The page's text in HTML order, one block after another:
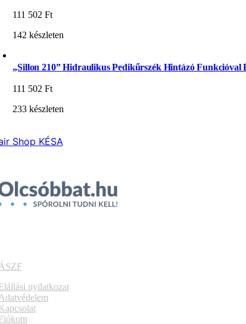
111 502Ft
142 készleten
„Sillon 210” Hidraulikus Pedikűrszék Hintázó Funkcióval
111 502Ft
233 készleten
Shop KÉSA
nyilatkozat